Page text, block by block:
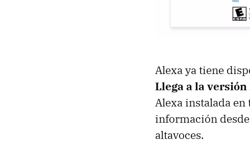
Alexa ya tiene
Llega a la
Alexa instalada
información
altavoces.